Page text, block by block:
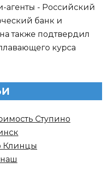
агенты - Российский
банк и
также подтвердил
курса
Ступино
Клинцы